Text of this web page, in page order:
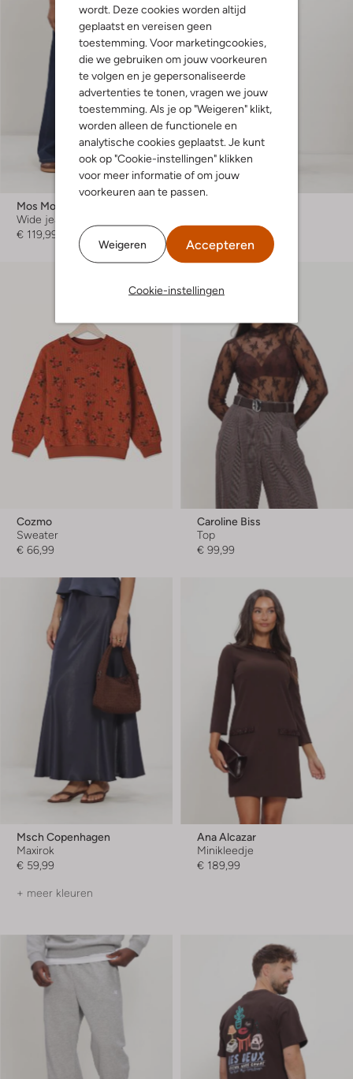
wordt. Deze cookies worden altijd
geplaatst en vereisen geen
toestemming. Voor marketingcookies,
die we gebruiken om jouw voorkeuren
te volgen en je gepersonaliseerde
advertenties te tonen, vragen we jouw
toestemming. Als je op "Weigeren" klikt,
worden alleen de functionele en
analytische cookies geplaatst. Je kunt
ook op "Cookie-instellingen" klikken
voor meer informatie of om jouw
voorkeuren aan te passen.
Weigeren Accepteren
Cookie-instellingen
Mos Mosh
Wide jeans
€ 119,99
Cozmo
Sweater
€ 66,99
Caroline Biss
Top
€ 99,99
Msch Copenhagen
Maxirok
€ 59,99
+ meer kleuren
Ana Alcazar
Minikleedje
€ 189,99